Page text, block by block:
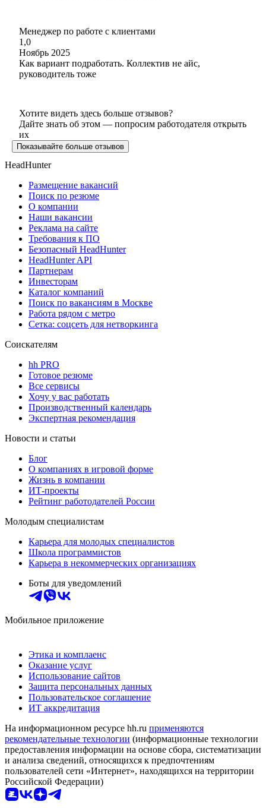
Менеджер по работе с клиентами
1,0
Ноябрь 2025
Как вариант подработать. Коллектив не айс,
руководитель тоже
Хотите видеть здесь больше отзывов?
Дайте знать об этом — попросим работодателя открыть
их
Показывайте больше отзывов
HeadHunter
Размещение вакансий
Поиск по резюме
О компании
Наши вакансии
Реклама на сайте
Требования к ПО
Безопасный HeadHunter
HeadHunter API
Партнерам
Инвесторам
Каталог компаний
Поиск по вакансиям в Москве
Работа рядом с метро
Сетка: соцсеть для нетворкинга
Соискателям
hh PRO
Готовое резюме
Все сервисы
Хочу у вас работать
Производственный календарь
Экспертная рекомендация
Новости и статьи
Блог
О компаниях в игровой форме
Жизнь в компании
ИТ-проекты
Рейтинг работодателей России
Молодым специалистам
Карьера для молодых специалистов
Школа программистов
Карьера в некоммерческих организациях
Боты для уведомлений
Мобильное приложение
Этика и комплаенс
Оказание услуг
Использование сайтов
Защита персональных данных
Пользовательское соглашение
ИТ аккредитация
На информационном ресурсе hh.ru применяются
рекомендательные технологии (информационные технологии
предоставления информации на основе сбора, систематизации
и анализа сведений, относящихся к предпочтениям
пользователей сети «Интернет», находящихся на территории
Российской Федерации)